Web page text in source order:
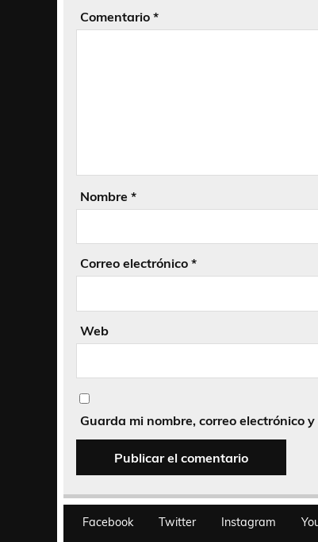
Comentario *
Nombre *
Correo electrónico *
Web
Guarda mi nombre, correo electrónico
Facebook Twitter Instagram